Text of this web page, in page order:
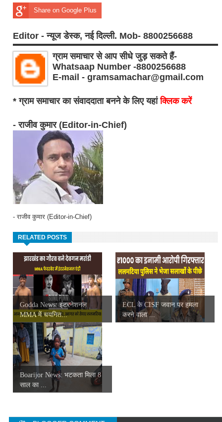
Share on Google Plus
Editor - न्यूज डेस्क, नई दिल्ली. Mob- 8800256688
ग्राम समाचार से आप सीधे जुड़ सकते हैं-
Whatsaap Number -8800256688
E-mail - gramsamachar@gmail.com
* ग्राम समाचार का संवाददाता बनने के लिए यहांक्लिक करें
- राजीव कुमार (Editor-in-Chief)
- राजीव कुमार (Editor-in-Chief)
RELATED POSTS
Godda News: इंटरनेशनल
MMA में चयनित...
ECL के CISF जवान पर हमला
करने वाला ...
Boarijor News: भटकता मिला 8
साल का ...